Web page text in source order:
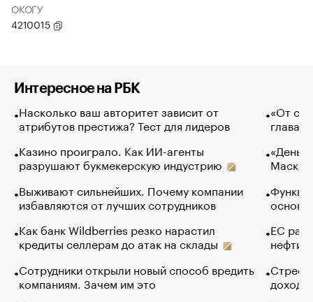
ОКОГУ
4210015
Интересное на РБК
Насколько ваш авторитет зависит от
атрибутов престижа? Тест для лидеров
Казино проиграло. Как ИИ-агенты
разрушают букмекерскую индустрию
Выживают сильнейших. Почему компании
избавляются от лучших сотрудников
Как банк Wildberries резко нарастил
кредиты селлерам до атак на склады
Сотрудники открыли новый способ вредить
компаниям. Зачем им это
«От
глава
Маск в
основ
ЕС
нефти